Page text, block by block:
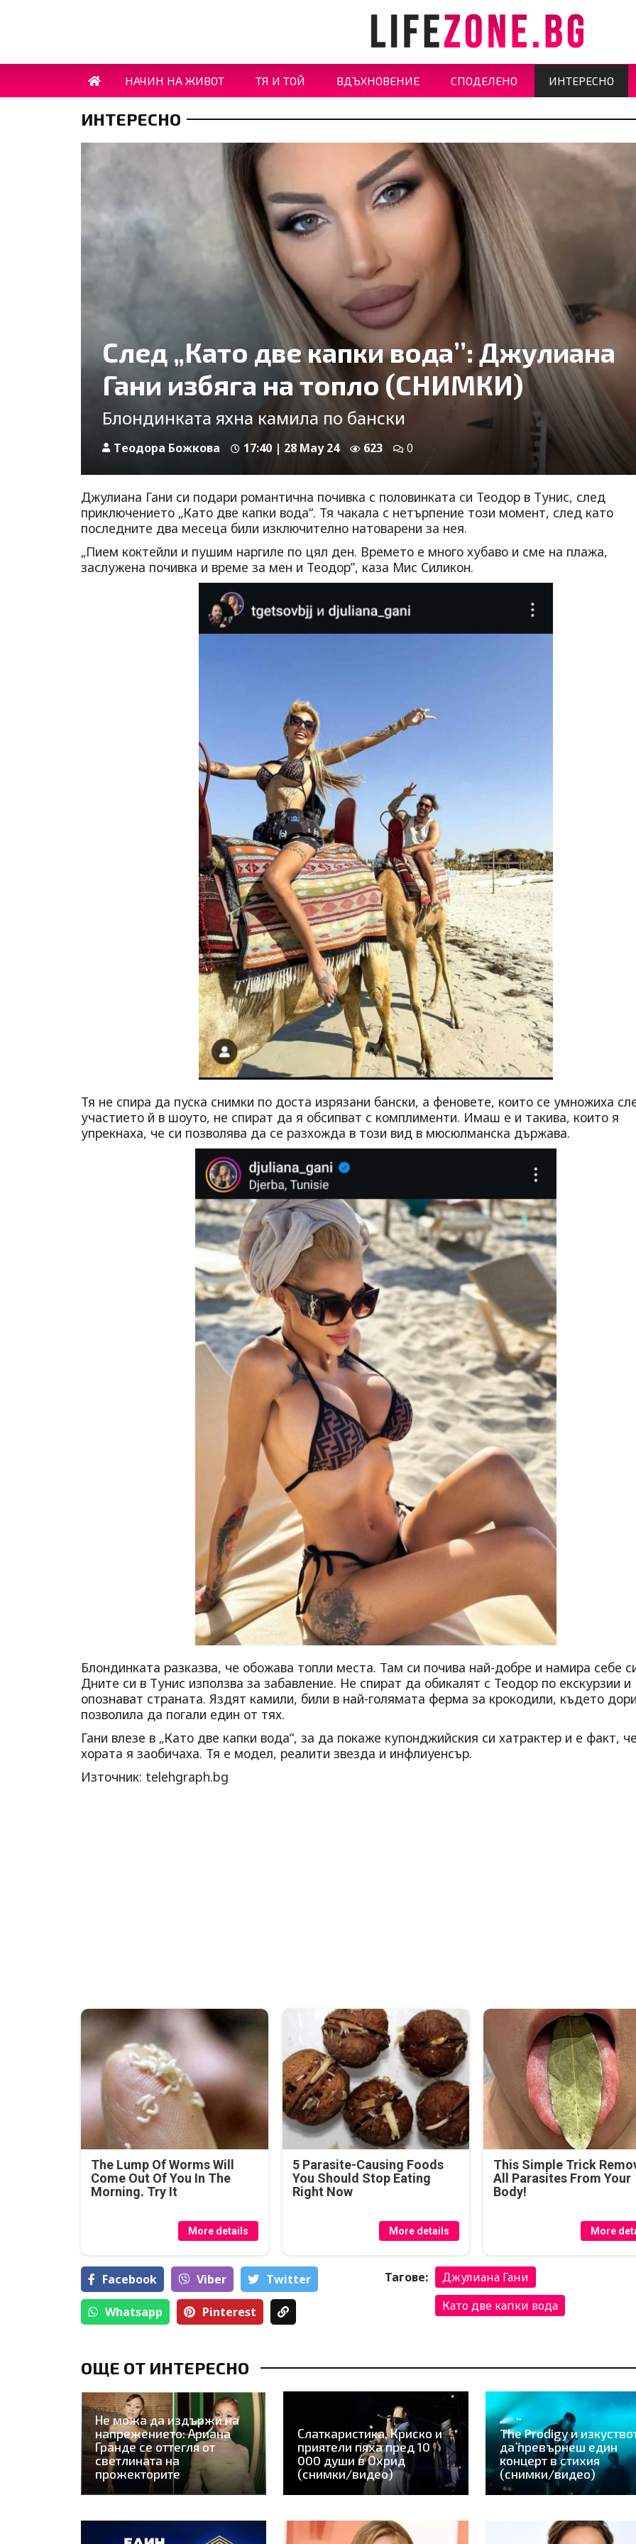
НАЧИН НА ЖИВОТ ТЯ И ТОЙ ВДЪХНОВЕНИЕ СПОДЕЛЕНО ИНТЕРЕСНО
ИНТЕРЕСНО
След „Като две капки вода’’: Джулиана
Гани избяга на топло (СНИМКИ)
Блондинката яхна камила по бански
Tеодора Божкова 17:40 | 28 May 24 623 0
Джулиана Гани си подари романтична почивка с половинката си Теодор в Тунис, след
приключението „Като две капки вода“. Тя чакала с нетърпение този момент, след като
последните два месеца били изключително натоварени за нея.
„Пием коктейли и пушим наргиле по цял ден. Времето е много хубаво и сме на плажа,
заслужена почивка и време за мен и Теодор”, каза Мис Силикон.
Тя не спира да пуска снимки по доста изрязани бански, а феновете, които се умножиха
участието й в шоуто, не спират да я обсипват с комплименти. Имаш е и такива, които я
упрекнаха, че си позволява да се разхожда в този вид в мюсюлманска държава.
Блондинката разказва, че обожава топли места. Там си почива най-добре и намира себе
Дните си в Тунис използва за забавление. Не спират да обикалят с Теодор по екскурзии и
опознават страната. Яздят камили, били в най-голямата ферма за крокодили, където
позволила да погали един от тях.
Гани влезе в „Като две капки вода“, за да покаже купонджийския си хатрактер и е факт,
хората я заобичаха. Тя е модел, реалити звезда и инфлиуенсър.
Източник: telehgraph.bg
The Lump Of Worms Will
Come Out Of You In The
Morning. Try It
More details
5 Parasite-Causing Foods
You Should Stop Eating
Right Now
More details
This Simple Trick
All Parasites From Your
Body!
More
Facebook Viber Тwitter
Whatsapp Pinterest
Тагове:
Джулиана Гани
Като две капки вода
ОЩЕ ОТ ИНТЕРЕСНО
Не можа да издържи на
напрежението: Ариана
Гранде се оттегля от
светлината на
прожекторите
Слаткаристика, Криско и
приятели пяха пред 10
000 души в Охрид
(снимки/видео)
The Prodigy и
да превърнеш един
концерт в стихия
(снимки/видео)